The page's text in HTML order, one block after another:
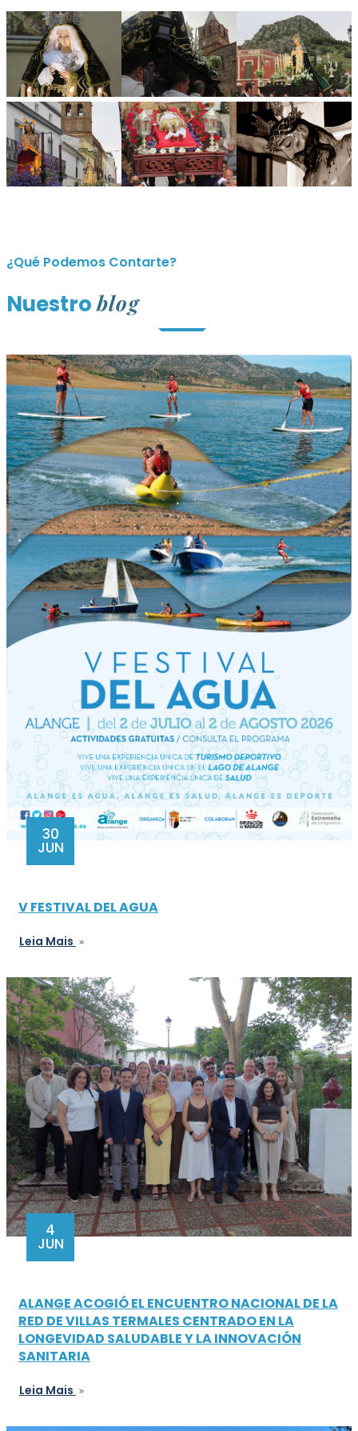
¿Qué Podemos Contarte?
Nuestroblog
30
JUN
V FESTIVAL DEL AGUA
Leia Mais
4
JUN
ALANGE ACOGIÓ EL ENCUENTRO NACIONAL DE LA
RED DE VILLAS TERMALES CENTRADO EN LA
LONGEVIDAD SALUDABLE Y LA INNOVACIÓN
SANITARIA
Leia Mais